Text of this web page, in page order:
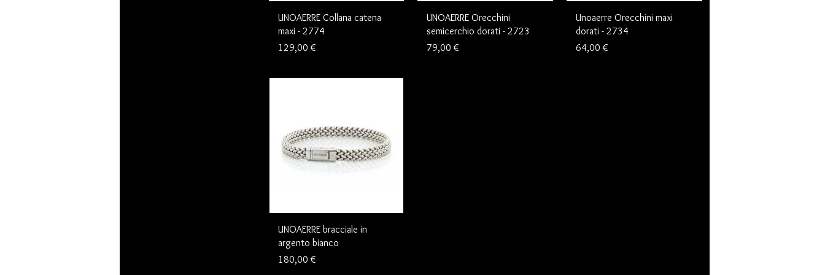
UNOAERRE Collana catena
maxi - 2774
Prezzo
129,00 €
UNOAERRE Orecchini
semicerchio dorati - 2723
Prezzo
79,00 €
Unoaerre Orecchini maxi
dorati - 2734
Prezzo
64,00 €
UNOAERRE bracciale in
argento bianco
Prezzo
180,00 €